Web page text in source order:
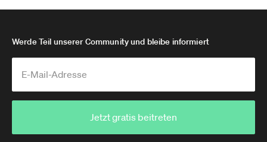
Werde Teil unserer Community und bleibe informiert
Jetzt gratis beitreten